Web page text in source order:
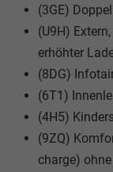
(3GE)
(U9H)
erhöhter
(8DG)
(6T1)
(4H5)
(9ZQ)
charge)